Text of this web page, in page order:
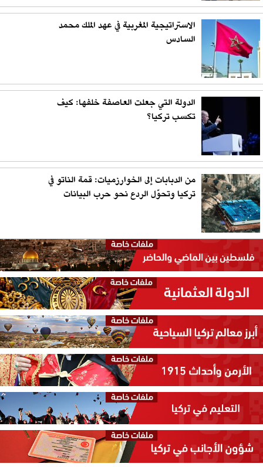
الاستراتيجية المغربية في عهد الملك محمد
السادس
الدولة التي جعلت العاصفة خلفها: كيف
تكسب تركيا؟
من الدبابات إلى الخوارزميات: قمة الناتو في
تركيا وتحوّل الردع نحو حرب البيانات